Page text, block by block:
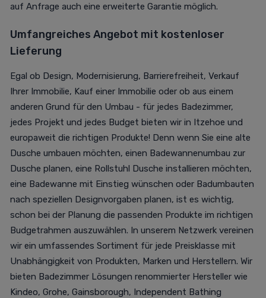
auf Anfrage auch eine erweiterte Garantie möglich.
Umfangreiches Angebot mit kostenloser
Lieferung
Egal ob Design, Modernisierung, Barrierefreiheit, Verkauf
Ihrer Immobilie, Kauf einer Immobilie oder ob aus einem
anderen Grund für den Umbau - für jedes Badezimmer,
jedes Projekt und jedes Budget bieten wir in Itzehoe und
europaweit die richtigen Produkte! Denn wenn Sie eine alte
Dusche umbauen möchten, einen Badewannenumbau zur
Dusche planen, eine Rollstuhl Dusche installieren möchten,
eine Badewanne mit Einstieg wünschen oder Badumbauten
nach speziellen Designvorgaben planen, ist es wichtig,
schon bei der Planung die passenden Produkte im richtigen
Budgetrahmen auszuwählen. In unserem Netzwerk vereinen
wir ein umfassendes Sortiment für jede Preisklasse mit
Unabhängigkeit von Produkten, Marken und Herstellern. Wir
bieten Badezimmer Lösungen renommierter Hersteller wie
Kindeo, Grohe, Gainsborough, Independent Bathing